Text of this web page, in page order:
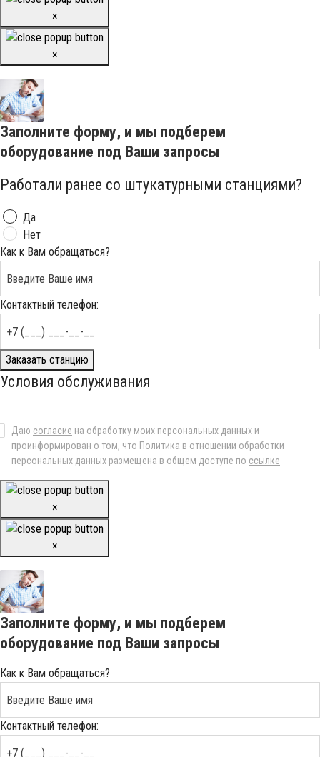
×
×
Заполните форму, и мы подберем
оборудование под Ваши запросы
Работали ранее со штукатурными станциями?
Да
Нет
Как к Вам обращаться?
Контактный телефон:
Заказать станцию
Условия обслуживания
Даю согласие на обработку моих персональных данных и
проинформирован о том, что Политика в отношении обработки
персональных данных размещена в общем доступе по ссылке
×
×
Заполните форму, и мы подберем
оборудование под Ваши запросы
Как к Вам обращаться?
Контактный телефон: